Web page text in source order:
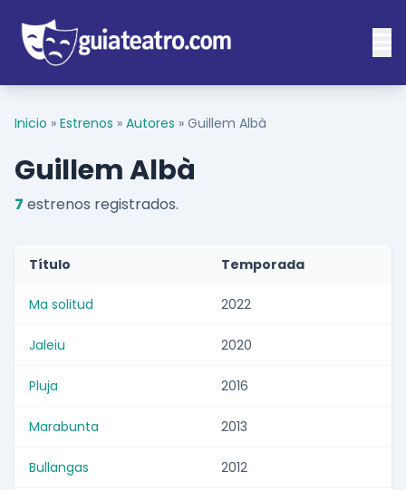
Inicio » Estrenos » Autores » Guillem Albà
Guillem Albà
7 estrenos registrados.
Título Temporada
Ma solitud 2022
Jaleiu 2020
Pluja 2016
Marabunta 2013
Bullangas 2012